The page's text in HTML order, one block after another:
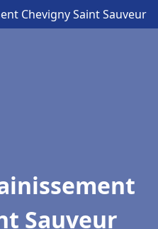
Chevigny Saint Sauveur
Sauveur